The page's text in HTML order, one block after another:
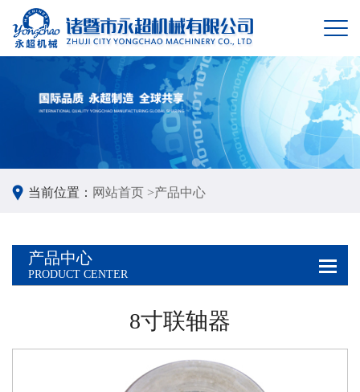
当前位置： 网站首页 >产品中心
产品中心
PRODUCT CENTER
8寸联轴器